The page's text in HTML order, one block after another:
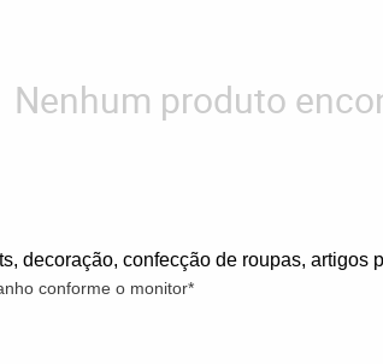
Nenhum produto
decoração, confecção de roupas, artigos
conforme o monitor*